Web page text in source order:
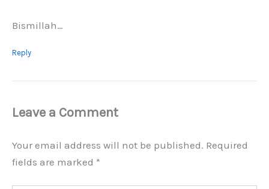
Bismillah…
Reply
Leave a Comment
Your email address will not be published. Required
fields are marked *